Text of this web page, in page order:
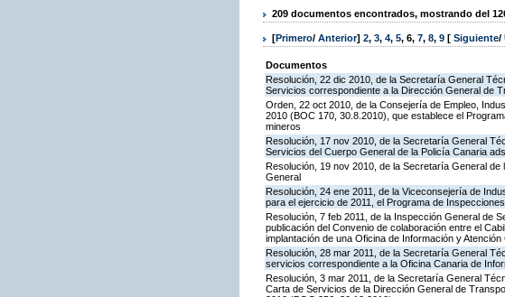
209 documentos encontrados, mostrando del
[Primero/ Anterior] 2, 3, 4, 5, 6, 7, 8, 9 [ Siguiente/
Documentos
Resolución, 22 dic 2010, de la Secretaría General
Servicios correspondiente a la Dirección General de
Orden, 22 oct 2010, de la Consejería de Empleo,
2010 (BOC 170, 30.8.2010), que establece el
mineros
Resolución, 17 nov 2010, de la Secretaría General
Servicios del Cuerpo General de la Policía Canaria
Resolución, 19 nov 2010, de la Secretaría General
General
Resolución, 24 ene 2011, de la Viceconsejería de
para el ejercicio de 2011, el Programa de
Resolución, 7 feb 2011, de la Inspección General de
publicación del Convenio de colaboración entre el
implantación de una Oficina de Información y Atención
Resolución, 28 mar 2011, de la Secretaría General
servicios correspondiente a la Oficina Canaria de
Resolución, 3 mar 2011, de la Secretaría General
Carta de Servicios de la Dirección General de